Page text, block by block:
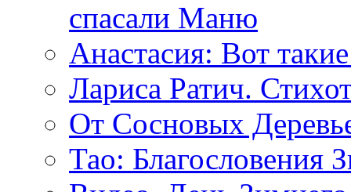
спасали Маню
Анастасия: Вот
Лариса Ратич.
От Сосновых
Тао: Благословения